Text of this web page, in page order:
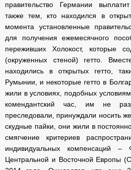
правительство Германии
также тем, кто находился в
момента установленные
для получения ежемесячного
переживших Холокост, которые
(окруженных стеной) гетто.
находились в открытых гетто,
Румынии, и некоторые гетто в
жили в условиях, подобных
комендантский час, им не
преследовали, принуждали носить
скудные пайки, они жили в
смягчение критериев
индивидуальных
Центральной и Восточной Европы